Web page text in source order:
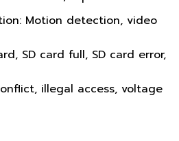
Motion detection, video
SD card full, SD card error,
illegal access, voltage